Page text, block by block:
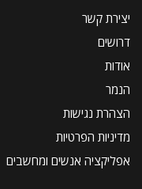
יצירת קשר
דרושים
אודות
הנמר
הצהרת נגישות
מדיניות הפרטיות
אפליקציה אנשים ומחשבים